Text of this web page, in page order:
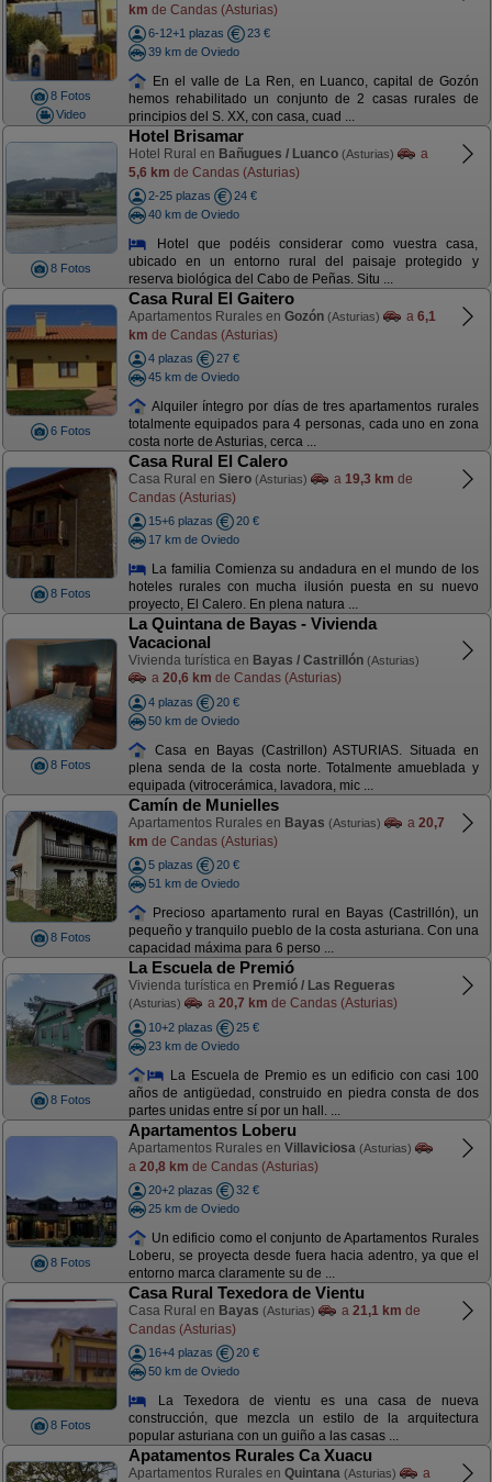
8 Fotos
Video
km de Candas (Asturias)
6-12+1 plazas
23 €
39 km de Oviedo
En el valle de La Ren, en Luanco, capital de Gozón
hemos rehabilitado un conjunto de 2 casas rurales de
principios del S. XX, con casa, cuad ...
8 Fotos
Hotel Brisamar
Hotel Rural en Bañugues / Luanco (Asturias)
a
5,6 km de Candas (Asturias)
2-25 plazas
24 €
40 km de Oviedo
Hotel que podéis considerar como vuestra casa,
ubicado en un entorno rural del paisaje protegido y
reserva biológica del Cabo de Peñas. Situ ...
6 Fotos
Casa Rural El Gaitero
Apartamentos Rurales en Gozón (Asturias) a 6,1
km de Candas (Asturias)
4 plazas
27 €
45 km de Oviedo
Alquiler íntegro por días de tres apartamentos rurales
totalmente equipados para 4 personas, cada uno en zona
costa norte de Asturias, cerca ...
8 Fotos
Casa Rural El Calero
Casa Rural en Siero (Asturias) a 19,3 km de
Candas (Asturias)
15+6 plazas
20 €
17 km de Oviedo
La familia Comienza su andadura en el mundo de los
hoteles rurales con mucha ilusión puesta en su nuevo
proyecto, El Calero. En plena natura ...
8 Fotos
La Quintana de Bayas - Vivienda
Vacacional
Vivienda turística en Bayas / Castrillón (Asturias)
a 20,6 km de Candas (Asturias)
4 plazas
20 €
50 km de Oviedo
Casa en Bayas (Castrillon) ASTURIAS. Situada en
plena senda de la costa norte. Totalmente amueblada y
equipada (vitrocerámica, lavadora, mic ...
8 Fotos
Camín de Munielles
Apartamentos Rurales en Bayas (Asturias) a 20,7
km de Candas (Asturias)
5 plazas
20 €
51 km de Oviedo
Precioso apartamento rural en Bayas (Castrillón), un
pequeño y tranquilo pueblo de la costa asturiana. Con una
capacidad máxima para 6 perso ...
8 Fotos
La Escuela de Premió
Vivienda turística en Premió / Las Regueras
(Asturias) a 20,7 km de Candas (Asturias)
10+2 plazas
25 €
23 km de Oviedo
La Escuela de Premio es un edificio con casi 100
años de antigüedad, construido en piedra consta de dos
partes unidas entre sí por un hall. ...
8 Fotos
Apartamentos Loberu
Apartamentos Rurales en Villaviciosa (Asturias)
a 20,8 km de Candas (Asturias)
20+2 plazas
32 €
25 km de Oviedo
Un edificio como el conjunto de Apartamentos Rurales
Loberu, se proyecta desde fuera hacia adentro, ya que el
entorno marca claramente su de ...
8 Fotos
Casa Rural Texedora de Vientu
Casa Rural en Bayas (Asturias) a 21,1 km de
Candas (Asturias)
16+4 plazas
20 €
50 km de Oviedo
La Texedora de vientu es una casa de nueva
construcción, que mezcla un estilo de la arquitectura
popular asturiana con un guiño a las casas ...
Apatamentos Rurales Ca Xuacu
Apartamentos Rurales en Quintana (Asturias)
a